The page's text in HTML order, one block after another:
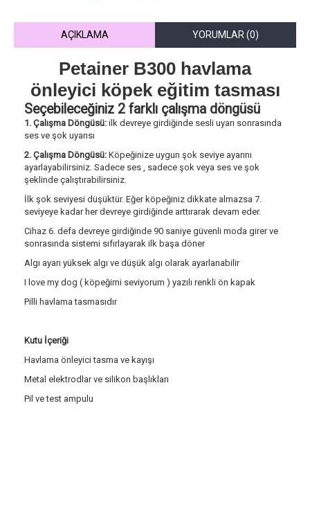
AÇIKLAMA YORUMLAR (0)
Petainer B300 havlama
önleyici köpek eğitim tasması
Seçebileceğiniz 2 farklı çalışma döngüsü
1. Çalışma Döngüsü: ilk devreye girdiğinde sesli uyarı sonrasında
ses ve şok uyarısı
2. Çalışma Döngüsü: Köpeğinize uygun şok seviye ayarını
ayarlayabilirsiniz. Sadece ses , sadece şok veya ses ve şok
şeklinde çalıştırabilirsiniz.
İlk şok seviyesi düşüktür. Eğer köpeğiniz dikkate almazsa 7.
seviyeye kadar her devreye girdiğinde arttırarak devam eder.
Cihaz 6. defa devreye girdiğinde 90 saniye güvenli moda girer ve
sonrasında sistemi sıfırlayarak ilk başa döner
Algı ayarı yüksek algı ve düşük algı olarak ayarlanabilir
I love my dog ( köpeğimi seviyorum ) yazılı renkli ön kapak
Pilli havlama tasmasıdır
Kutu İçeriği
Havlama önleyici tasma ve kayışı
Metal elektrodlar ve silikon başlıkları
Pil ve test ampulu